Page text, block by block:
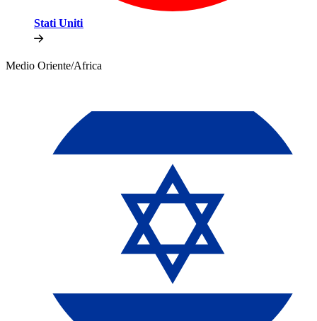
Stati Uniti​​
Medio Oriente/Africa​​